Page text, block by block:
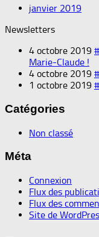
janvier 2019
Newsletters
4 octobre 2019
Marie-Claude !
4 octobre 2019
1 octobre 2019
Catégories
Non classé
Méta
Connexion
Flux des
Flux des
Site de